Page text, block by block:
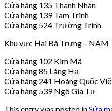
Cửa hàng 135 Thanh Nhàn
Cửa hàng 139 Tam Trinh
Cửa hàng 524 Trường Trinh
Khu vực Hai Bà Trưng –
Cửa hàng 102 Kim Mã
Cửa hàng 85 Láng Hạ
Cửa hàng 241 Hoàng Quốc
Cửa hàng 539 Ngô Gia Tự